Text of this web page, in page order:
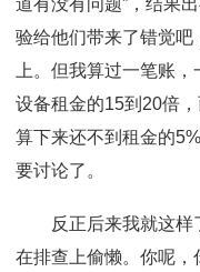
道有没有问题”，结果
验给他们带来了错觉
上。但我算过一笔账
设备租金的15到20倍
算下来还不到租金的
要讨论了。
反正后来我就这
在排查上偷懒。你呢，